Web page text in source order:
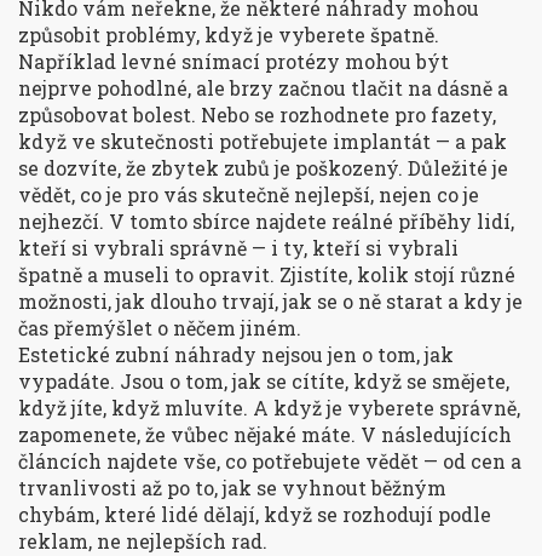
Nikdo vám neřekne, že některé náhrady mohou
způsobit problémy, když je vyberete špatně.
Například levné snímací protézy mohou být
nejprve pohodlné, ale brzy začnou tlačit na dásně a
způsobovat bolest. Nebo se rozhodnete pro fazety,
když ve skutečnosti potřebujete implantát — a pak
se dozvíte, že zbytek zubů je poškozený. Důležité je
vědět, co je pro vás skutečně nejlepší, nejen co je
nejhezčí. V tomto sbírce najdete reálné příběhy lidí,
kteří si vybrali správně — i ty, kteří si vybrali
špatně a museli to opravit. Zjistíte, kolik stojí různé
možnosti, jak dlouho trvají, jak se o ně starat a kdy je
čas přemýšlet o něčem jiném.
Estetické zubní náhrady nejsou jen o tom, jak
vypadáte. Jsou o tom, jak se cítíte, když se smějete,
když jíte, když mluvíte. A když je vyberete správně,
zapomenete, že vůbec nějaké máte. V následujících
článcích najdete vše, co potřebujete vědět — od cen a
trvanlivosti až po to, jak se vyhnout běžným
chybám, které lidé dělají, když se rozhodují podle
reklam, ne nejlepších rad.